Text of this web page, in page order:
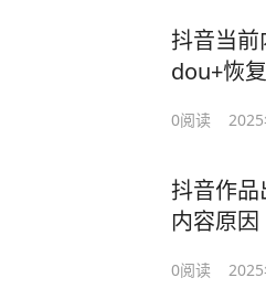
抖音当
dou+恢复
0阅读
抖音作
内容原因
0阅读